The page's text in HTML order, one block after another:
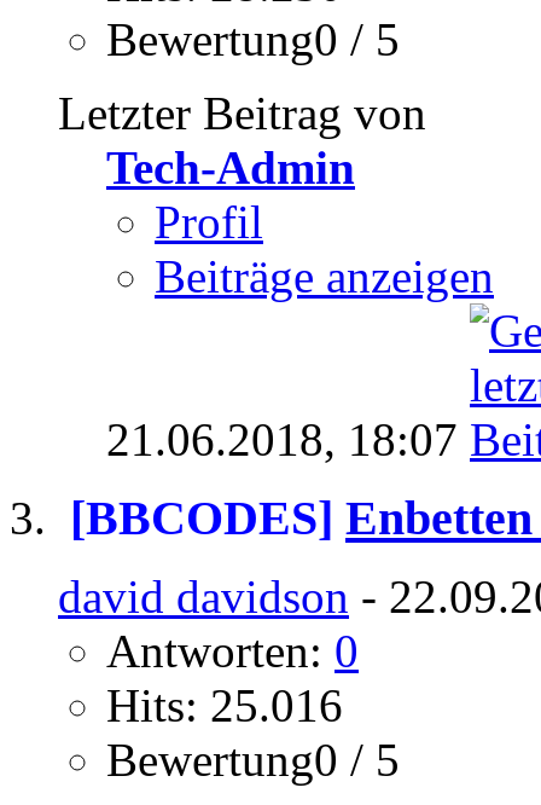
Bewertung0 / 5
Letzter Beitrag von
Tech-Admin
Profil
Beiträge anzeigen
21.06.2018, 18:07
[BBCODES]
david davidson -
Antworten: 0
Hits: 25.016
Bewertung0 / 5